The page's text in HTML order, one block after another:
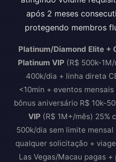
após 2 meses
protegendo membros
Platinum/Diamond Elite +
Platinum VIP (R$ 500k-
400k/dia + linha direta
<10min + eventos
bônus aniversário R$ 10k-
VIP(R$ 1M+/mês) 25%
500k/dia sem limite
qualquer solicitação +
Las Vegas/Macau pagas